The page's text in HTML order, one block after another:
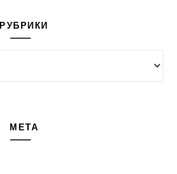
РУБРИКИ
МЕТА